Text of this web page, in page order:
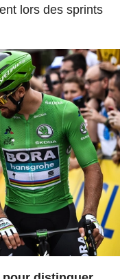
lors des sprints